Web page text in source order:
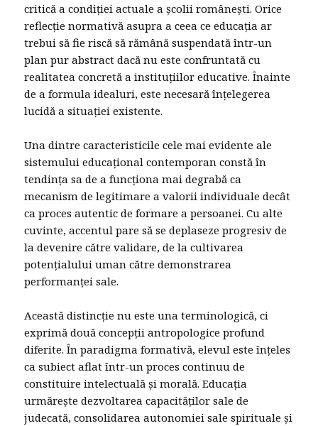
critică a condiției actuale a școlii românești. Orice
reflecție normativă asupra a ceea ce educația ar
trebui să fie riscă să rămână suspendată într-un
plan pur abstract dacă nu este confruntată cu
realitatea concretă a instituțiilor educative. Înainte
de a formula idealuri, este necesară înțelegerea
lucidă a situației existente.
Una dintre caracteristicile cele mai evidente ale
sistemului educațional contemporan constă în
tendința sa de a funcționa mai degrabă ca
mecanism de legitimare a valorii individuale decât
ca proces autentic de formare a persoanei. Cu alte
cuvinte, accentul pare să se deplaseze progresiv de
la devenire către validare, de la cultivarea
potențialului uman către demonstrarea
performanței sale.
Această distincție nu este una terminologică, ci
exprimă două concepții antropologice profund
diferite. În paradigma formativă, elevul este înțeles
ca subiect aflat într-un proces continuu de
constituire intelectuală și morală. Educația
urmărește dezvoltarea capacităților sale de
judecată, consolidarea autonomiei sale spirituale și